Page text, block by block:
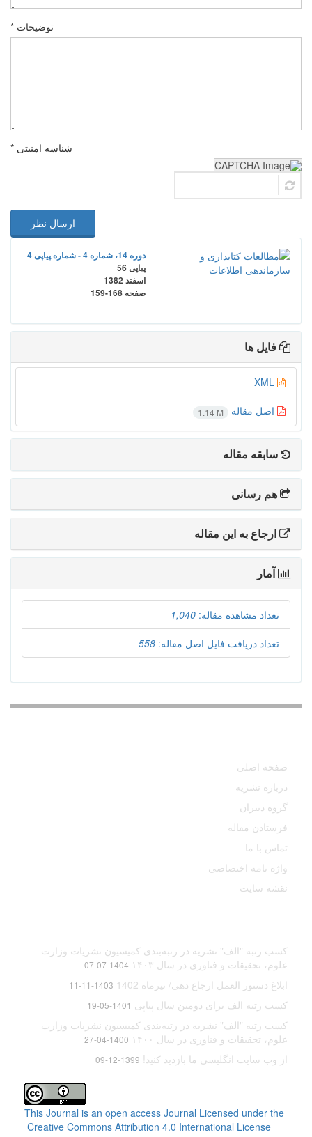
توضیحات *
شناسه امنیتی *
ارسال نظر
دوره 14، شماره 4 - شماره پیاپی 4
پیاپی 56
اسفند 1382
صفحه 159-168
فایل ها
اصل مقاله 1.14 M
سابقه مقاله
هم رسانی
ارجاع به این مقاله
آمار
تعداد مشاهده مقاله: 1,040
تعداد دریافت فایل اصل مقاله: 558
صفحه اصلی
درباره نشریه
گروه دبیران
فرستادن مقاله
تماس با ما
واژه نامه اختصاصی
نقشه سایت
کسب رتبه "الف" نشریه در رتبه‌بندی کمیسیون نشریات وزارت
علوم، تحقیقات و فناوری در سال ۱۴۰۳
1404-07-07
ابلاغ دستور العمل ارجاع دهی/ تیرماه 1402 1403-11-11
کسب رتبه الف برای دومین سال پیاپی 1401-05-19
کسب رتبه "الف" نشریه در رتبه‌بندی کمیسیون نشریات وزارت
علوم، تحقیقات و فناوری در سال ۱۴۰۰
1400-04-27
از وب سایت انگلیسی ما بازدید کنید! 1399-12-09
This Journal is an open access Journal Licensed under the
Creative Commons Attribution 4.0 International License